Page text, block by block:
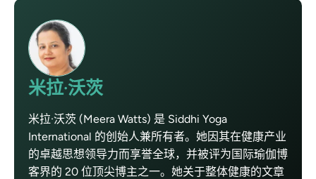
米拉·沃茨
米拉·沃茨 (Meera Watts) 是 Siddhi Yoga
International 的创始人兼所有者。她因其在健康产业
的卓越思想领导力而享誉全球，并被评为国际瑜伽博
客界的 20 位顶尖博主之一。她关于整体健康的文章